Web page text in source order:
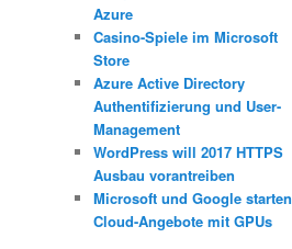
Azure
Casino-Spiele im Microsoft
Store
Azure Active Directory
Authentifizierung und User-
Management
WordPress will 2017 HTTPS
Ausbau vorantreiben
Microsoft und Google starten
Cloud-Angebote mit GPUs